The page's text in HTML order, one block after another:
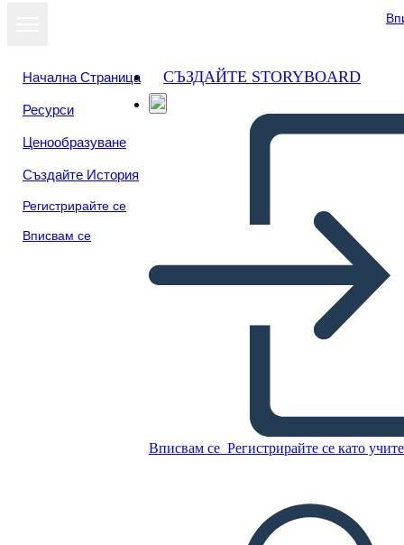
Начална Страница
Ресурси
Ценообразуване
Създайте История
Регистрирайте се
Вписвам се
СЪЗДАЙТЕ STORYBOARD
Вписвам се Регистрирайте се като
ПУСКАНЕ НА СЛАЙДШОУ